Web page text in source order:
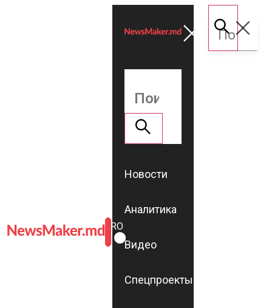
ROMÂNĂ
RU
Новости
Аналитика
Видео
Спецпроекты